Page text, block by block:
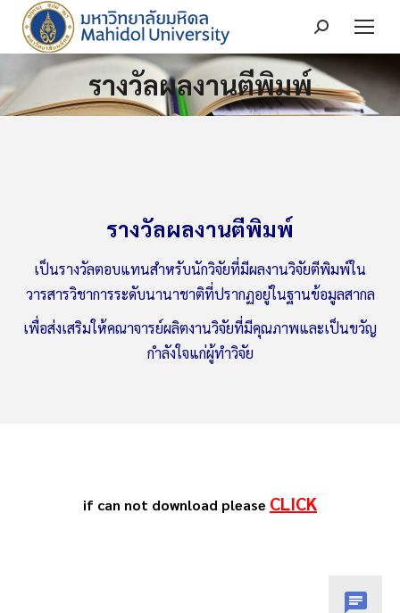
Search:
รางวัลผลงานตีพิมพ์
You are here:
รางวัลผลงานตีพิมพ์
เป็นรางวัลตอบแทนสำหรับนักวิจัยที่มีผลงานวิจัยตีพิมพ์ใน
วารสารวิชาการระดับนานาชาติที่ปรากฏอยู่ในฐานข้อมูลสากล
เพื่อส่งเสริมให้คณาจารย์ผลิตงานวิจัยที่มีคุณภาพและเป็นขวัญ
กำลังใจแก่ผู้ทำวิจัย
if can not download please CLICK